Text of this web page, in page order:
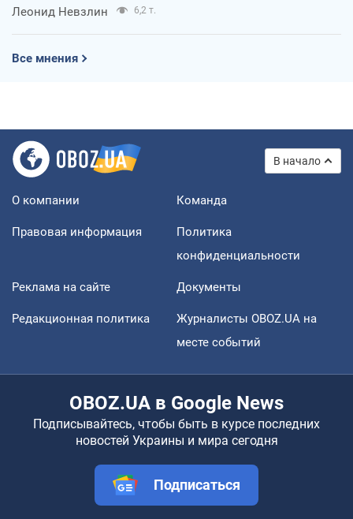
Леонид Невзлин 6,2 т.
Все мнения
В начало
О компании Команда
Правовая информация
Политика
конфиденциальности
Реклама на сайте Документы
Редакционная политика
Журналисты OBOZ.UA на
месте событий
OBOZ.UA в Google News
Подписывайтесь, чтобы быть в курсе последних
новостей Украины и мира сегодня
Подписаться